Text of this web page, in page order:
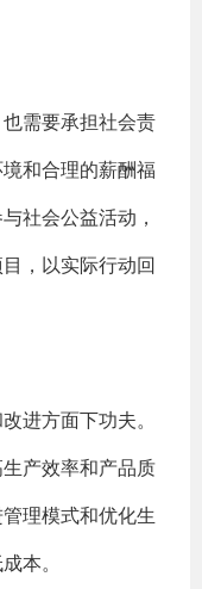
需要承担社会责
和合理的薪酬福
社会公益活动，
，以实际行动回
进方面下功夫。
产效率和产品质
理模式和优化生
本。